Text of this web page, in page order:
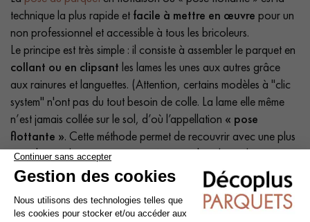
technique la plus rapide et facile à mettre en œuvre pour un
non professionnel et accessible à tous les bricoleurs.
Le principe est très simple : il consiste à assembler le parquet en
collant ou en clipsant les lames les unes aux autres grâce
aux rainures et languettes. (Attention, certains modèles à "clic
system" n'ont pas du tout besoin de colle. La lame elle même
n’est jamais collée sur le sol, d’où l’appellation « pose
flottante ». Cette méthode permet de recouvrir avec une plus
grande souplesse un ancien revêtement de sol sans le
désinstaller (ancien parquet, sol PVC, moquette rase,
carrelage, pierre…). Si vous posez un contrecollé sur sol
chauffant (basse température), alors il faudra le coller en plein